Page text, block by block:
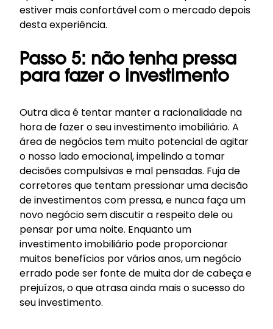
estiver mais confortável com o mercado depois
desta experiência.
Passo 5: não tenha pressa
para fazer o investimento
Outra dica é tentar manter a racionalidade na
hora de fazer o seu investimento imobiliário. A
área de negócios tem muito potencial de agitar
o nosso lado emocional, impelindo a tomar
decisões compulsivas e mal pensadas. Fuja de
corretores que tentam pressionar uma decisão
de investimentos com pressa, e nunca faça um
novo negócio sem discutir a respeito dele ou
pensar por uma noite. Enquanto um
investimento imobiliário pode proporcionar
muitos benefícios por vários anos, um negócio
errado pode ser fonte de muita dor de cabeça e
prejuízos, o que atrasa ainda mais o sucesso do
seu investimento.